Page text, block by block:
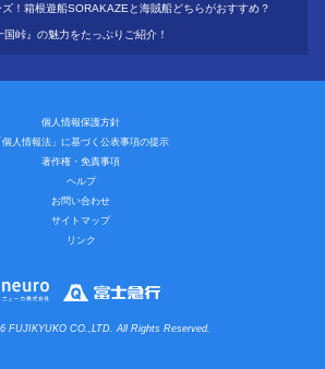
！箱根遊船SORAKAZEと海賊船どちらがおすすめ？
国峠』の魅力をたっぷりご紹介！
個人情報保護方針
個人情報法」に基づく公表事項の提示
著作権・免責事項
ヘルプ
お問い合わせ
サイトマップ
リンク
FUJIKYUKO CO.,LTD. All Rights Reserved.